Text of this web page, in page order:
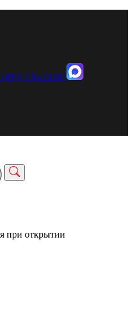
136-23-00
при открытии